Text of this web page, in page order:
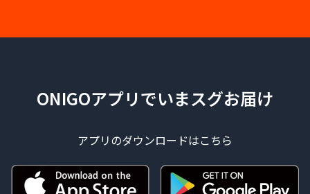
ONIGOアプリでいまスグお届け
アプリのダウンロードはこちら